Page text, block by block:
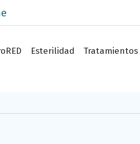
Esterilidad Tratamientos